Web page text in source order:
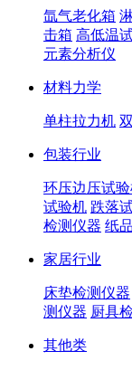
氙气老化箱
击箱 高低温
元素分析仪
材料力学
单柱拉力机
包装行业
环压边压试
试验机 跌落
检测仪器 纸
家居行业
床垫检测仪器
测仪器 厨具
其他类